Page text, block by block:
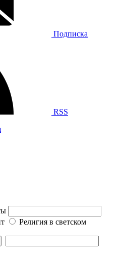
Подписка
RSS
Религия в светском